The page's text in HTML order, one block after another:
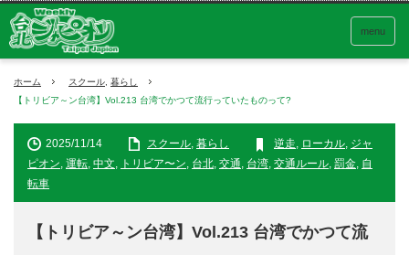
menu
ホーム スクール 暮らし
【トリビア～ン台湾】Vol.213 台湾でかつて流行っていたものって?
2025/11/14 スクール, 暮らし 逆走, ローカル, ジャ
ピオン, 運転, 中文, トリビア〜ン, 台北, 交通, 台湾, 交通ルール, 罰金, 自
転車
【トリビア～ン台湾】Vol.213 台湾でかつて流